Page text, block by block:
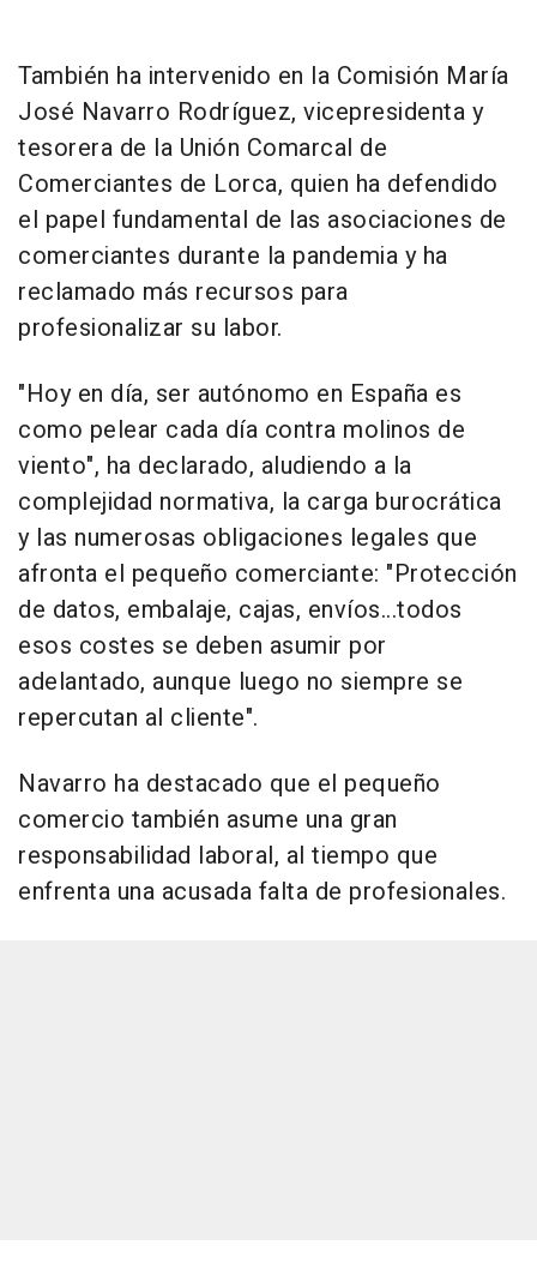
También ha intervenido en la Comisión María
José Navarro Rodríguez, vicepresidenta y
tesorera de la Unión Comarcal de
Comerciantes de Lorca, quien ha defendido
el papel fundamental de las asociaciones de
comerciantes durante la pandemia y ha
reclamado más recursos para
profesionalizar su labor.
"Hoy en día, ser autónomo en España es
como pelear cada día contra molinos de
viento", ha declarado, aludiendo a la
complejidad normativa, la carga burocrática
y las numerosas obligaciones legales que
afronta el pequeño comerciante: "Protección
de datos, embalaje, cajas, envíos...todos
esos costes se deben asumir por
adelantado, aunque luego no siempre se
repercutan al cliente".
Navarro ha destacado que el pequeño
comercio también asume una gran
responsabilidad laboral, al tiempo que
enfrenta una acusada falta de profesionales.